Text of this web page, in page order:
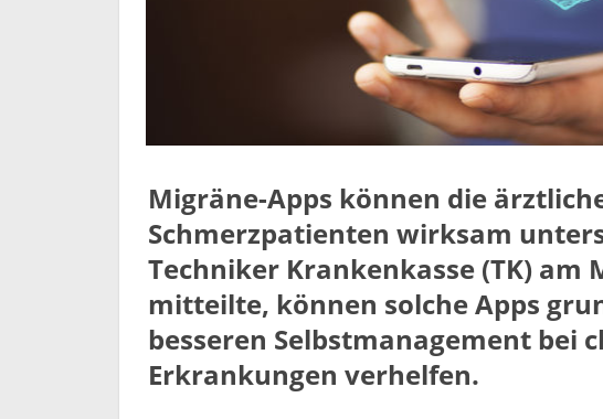
Migräne-Apps können die
Schmerzpatienten wirksam
Techniker Krankenkasse (TK) am
mitteilte, können solche Apps
besseren Selbstmanagement bei
Erkrankungen verhelfen.